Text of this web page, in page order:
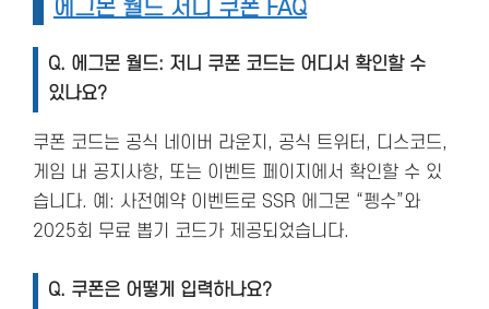
에그몬 월드 저니 쿠폰 FAQ
Q. 에그몬 월드: 저니 쿠폰 코드는 어디서 확인할 수
있나요?
쿠폰 코드는 공식 네이버 라운지, 공식 트위터, 디스코드,
게임 내 공지사항, 또는 이벤트 페이지에서 확인할 수 있
습니다. 예: 사전예약 이벤트로 SSR 에그몬 “펭수”와
2025회 무료 뽑기 코드가 제공되었습니다.
Q. 쿠폰은 어떻게 입력하나요?